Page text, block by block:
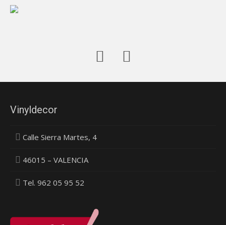
Vinyldecor
Calle Sierra Martes, 4
46015 – VALENCIA
Tel. 962 05 95 52